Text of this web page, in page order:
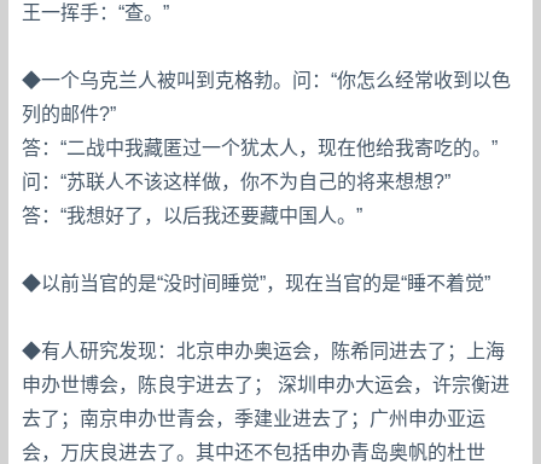
王一挥手：“查。”
◆一个乌克兰人被叫到克格勃。问：“你怎么经常收到以色
列的邮件?”
答：“二战中我藏匿过一个犹太人，现在他给我寄吃的。”
问：“苏联人不该这样做，你不为自己的将来想想?”
答：“我想好了，以后我还要藏中国人。”
◆以前当官的是“没时间睡觉”，现在当官的是“睡不着觉”
◆有人研究发现：北京申办奥运会，陈希同进去了；上海
申办世博会，陈良宇进去了； 深圳申办大运会，许宗衡进
去了；南京申办世青会，季建业进去了；广州申办亚运
会，万庆良进去了。其中还不包括申办青岛奥帆的杜世